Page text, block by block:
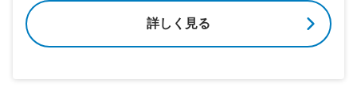
詳しく見る